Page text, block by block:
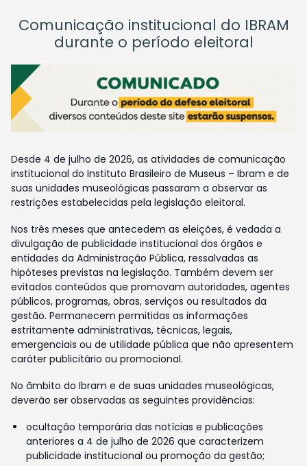
Comunicação institucional do IBRAM
durante o período eleitoral
Desde 4 de julho de 2026, as atividades de comunicação
institucional do Instituto Brasileiro de Museus – Ibram e de
suas unidades museológicas passaram a observar as
restrições estabelecidas pela legislação eleitoral.
Nos três meses que antecedem as eleições, é vedada a
divulgação de publicidade institucional dos órgãos e
entidades da Administração Pública, ressalvadas as
hipóteses previstas na legislação. Também devem ser
evitados conteúdos que promovam autoridades, agentes
públicos, programas, obras, serviços ou resultados da
gestão. Permanecem permitidas as informações
estritamente administrativas, técnicas, legais,
emergenciais ou de utilidade pública que não apresentem
caráter publicitário ou promocional.
No âmbito do Ibram e de suas unidades museológicas,
deverão ser observadas as seguintes providências:
ocultação temporária das notícias e publicações
anteriores a 4 de julho de 2026 que caracterizem
publicidade institucional ou promoção da gestão;